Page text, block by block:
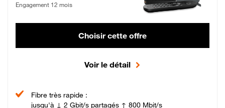
Engagement 12 mois
Choisir cette offre
Voir le détail
Fibre très rapide :
jusqu'à ↓ 2 Gbit/s partagés ↑ 800 Mbit/s